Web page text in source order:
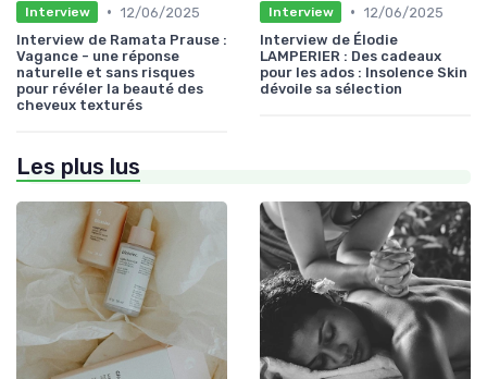
Interview • 12/06/2025
Interview de Ramata Prause :
Vagance - une réponse
naturelle et sans risques
pour révéler la beauté des
cheveux texturés
Interview • 12/06/2025
Interview de Élodie
LAMPERIER : Des cadeaux
pour les ados : Insolence Skin
dévoile sa sélection
Les plus lus